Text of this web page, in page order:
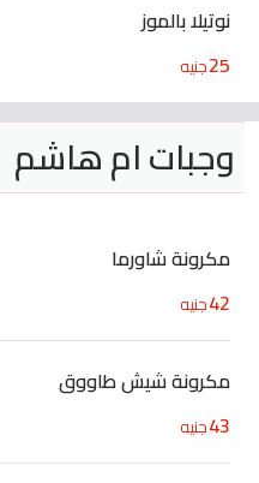
نوتيلا بالموز
25جنيه
وجبات ام هاشم
مكرونة شاورما
42جنيه
مكرونة شيش طاووق
43جنيه